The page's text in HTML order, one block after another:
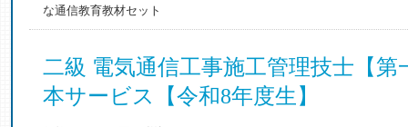
な通信教育教材セット
二級 電気通信工事施工管理技士【第
本サービス【令和8年度生】